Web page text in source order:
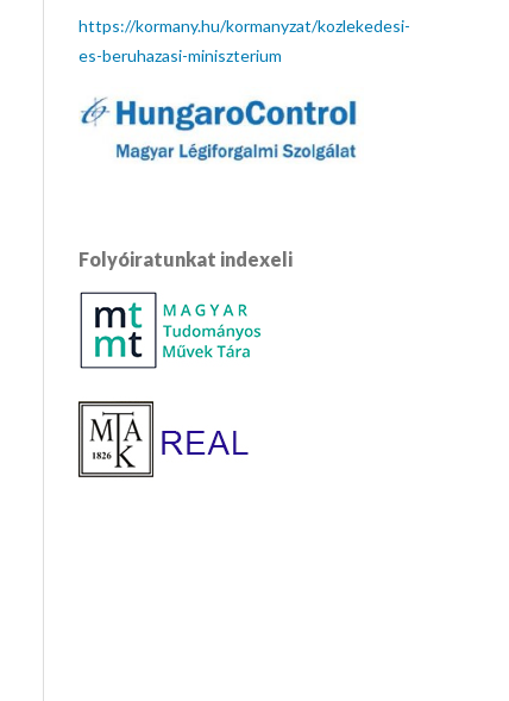
https://kormany.hu/kormanyzat/kozlekedesi-
es-beruhazasi-miniszterium
Folyóiratunkat indexeli